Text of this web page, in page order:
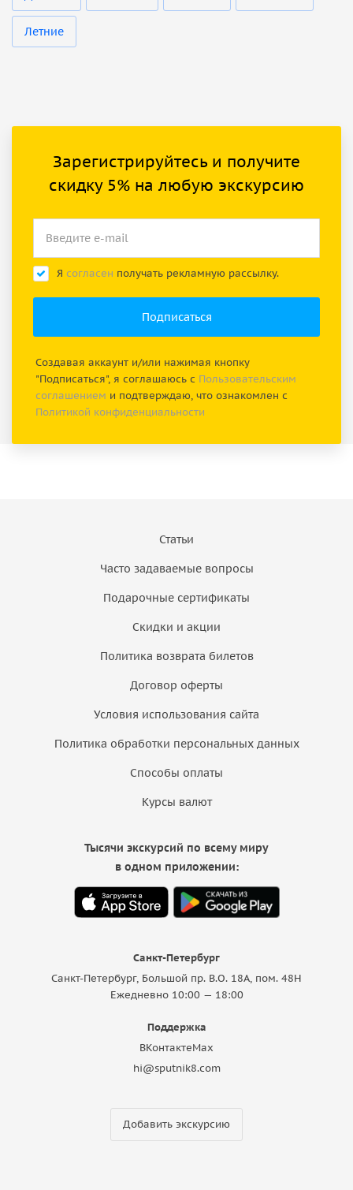
Летние
Зарегистрируйтесь и получите
скидку 5% на любую экскурсию
Я согласен получать рекламную рассылку.
Создавая аккаунт и/или нажимая кнопку
"Подписаться", я соглашаюсь с Пользовательским
соглашением и подтверждаю, что ознакомлен с
Политикой конфиденциальности
Статьи
Часто задаваемые вопросы
Подарочные сертификаты
Скидки и акции
Политика возврата билетов
Договор оферты
Условия использования сайта
Политика обработки персональных данных
Способы оплаты
Курсы валют
Санкт-Петербург
Санкт-Петербург, Большой пр. В.О. 18A, пом. 48Н
Ежедневно 10:00 — 18:00
Поддержка
ВКонтактеMax
hi@sputnik8.com
Добавить экскурсию
Тысячи экскурсий по всему миру
в одном приложении: